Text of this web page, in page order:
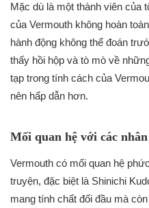
Mặc dù là một thành viên của
của Vermouth không hoàn
hành động không thể đoán
thấy hồi hộp và tò mò về
tạp trong tính cách của
nên hấp dẫn hơn.
Mối quan hệ với các
Vermouth có mối quan hệ
truyện, đặc biệt là Shinichi
mang tính chất đối đầu mà